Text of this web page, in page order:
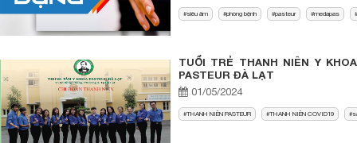
siêu âm phòng bệnh pasteur medapas
TUỔI TRẺ THANH NIÊN Y KHOA
PASTEUR ĐÀ LẠT
01/05/2024
THANH NIÊN PASTEUR THANH NIÊN COVID19